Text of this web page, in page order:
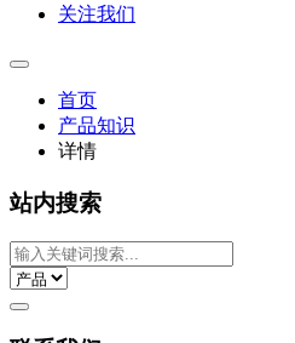
关注我们
首页
产品知识
详情
站内搜索